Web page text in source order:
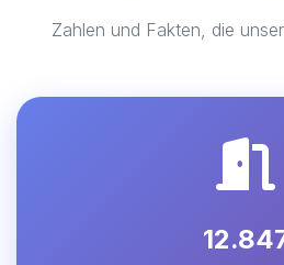
Zahlen und Fakten, die